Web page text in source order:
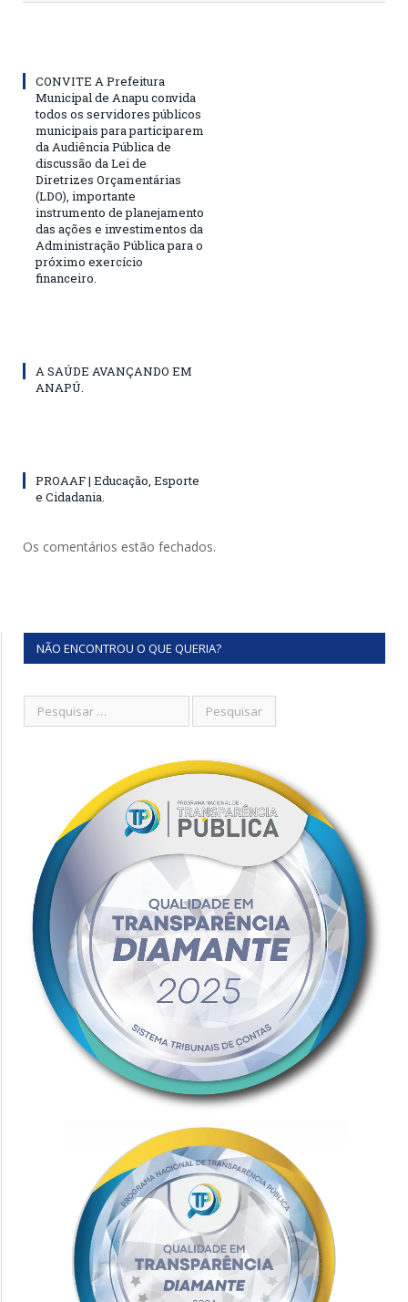
CONVITE A Prefeitura
Municipal de Anapu convida
todos os servidores públicos
municipais para participarem
da Audiência Pública de
discussão da Lei de
Diretrizes Orçamentárias
(LDO), importante
instrumento de planejamento
das ações e investimentos da
Administração Pública para o
próximo exercício
financeiro.
A SAÚDE AVANÇANDO EM
ANAPÚ.
PROAAF | Educação, Esporte
e Cidadania.
Os comentários estão fechados.
NÃO ENCONTROU O QUE QUERIA?